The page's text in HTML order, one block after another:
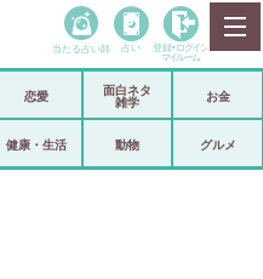
政治
当たる占い師 占い 登録• ログイン
マイルーム
恋愛
面白ネタ
雑学
お金
健康・生活 動物 グルメ